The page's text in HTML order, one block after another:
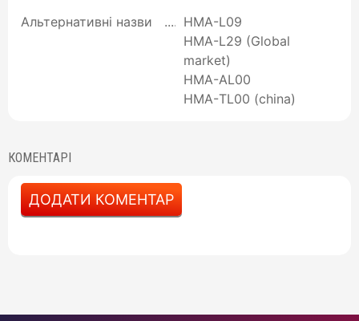
Альтернативні назви
HMA-L09
HMA-L29 (Global
market)
HMA-AL00
HMA-ТL00 (china)
КОМЕНТАРІ
ДОДАТИ КОМЕНТАР